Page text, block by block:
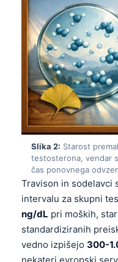
Slika 2: Starost
testosterona, vendar
čas ponovnega
Travison in sodelavci
intervalu za skupni
ng/dL pri moških,
standardiziranih
vedno izpišejo 300-
nekateri evropski